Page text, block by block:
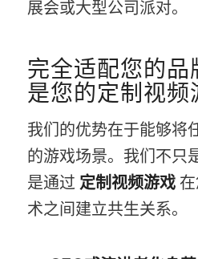
展会或大型公司派对。
完全适配您的
是您的定制视频
我们的优势在于能够将
的游戏场景。我们不只
是通过 定制视频游戏
术之间建立共生关系。